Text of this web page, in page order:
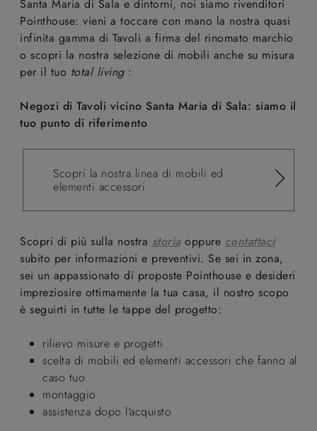
Santa Maria di Sala e dintorni, noi siamo rivenditori
Pointhouse: vieni a toccare con mano la nostra quasi
infinita gamma di Tavoli a firma del rinomato marchio
o scopri la nostra selezione di mobili anche su misura
per il tuo total living :
Negozi di Tavoli vicino Santa Maria di Sala: siamo il
tuo punto di riferimento
Scopri la nostra linea di mobili ed
elementi accessori
Scopri di più sulla nostra storiaoppure contattaci
subito per informazioni e preventivi. Se sei in zona,
sei un appassionato di proposte Pointhouse e desideri
impreziosire ottimamente la tua casa, il nostro scopo
è seguirti in tutte le tappe del progetto:
rilievo misure e progetti
scelta di mobili ed elementi accessori che fanno al
caso tuo
montaggio
assistenza dopo l'acquisto